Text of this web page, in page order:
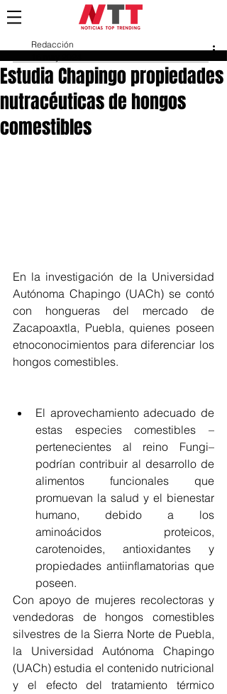
Estudia Chapingo propiedades
nutracéuticas de hongos
comestibles
Redacción
En la investigación de la Universidad
Autónoma Chapingo (UACh) se contó
con hongueras del mercado de
Zacapoaxtla, Puebla, quienes poseen
etnoconocimientos para diferenciar los
hongos comestibles.
El aprovechamiento adecuado de
estas especies comestibles –
pertenecientes al reino Fungi–
podrían contribuir al desarrollo de
alimentos funcionales que
promuevan la salud y el bienestar
humano, debido a los
aminoácidos proteicos,
carotenoides, antioxidantes y
propiedades antiinflamatorias que
poseen.
Con apoyo de mujeres recolectoras y
vendedoras de hongos comestibles
silvestres de la Sierra Norte de Puebla,
la Universidad Autónoma Chapingo
(UACh) estudia el contenido nutricional
y el efecto del tratamiento térmico